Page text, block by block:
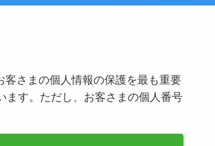
さまの個人情報の保護を最も重要
ます。ただし、お客さまの個人番号